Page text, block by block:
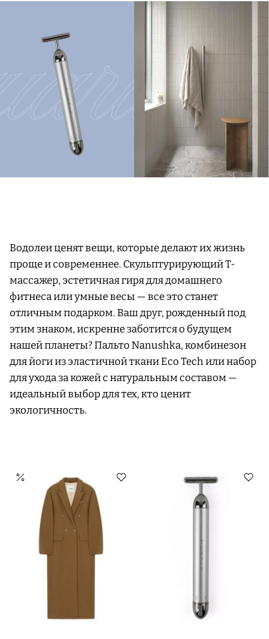
Водолеи ценят вещи, которые делают их жизнь
проще и современнее. Скульптурирующий Т-
массажер, эстетичная гиря для домашнего
фитнеса или умные весы — все это станет
отличным подарком. Ваш друг, рожденный под
этим знаком, искренне заботится о будущем
нашей планеты? Пальто Nanushka, комбинезон
для йоги из эластичной ткани Eco Tech или набор
для ухода за кожей с натуральным составом —
идеальный выбор для тех, кто ценит
экологичность.